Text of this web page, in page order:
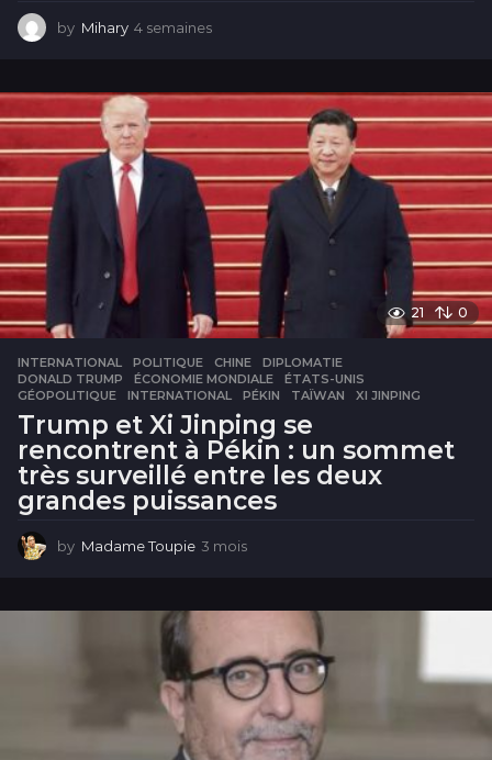
by Mihary 4 semaines
m
i
n
e
21 0
INTERNATIONAL ,POLITIQUE CHINE ,DIPLOMATIE
DONALD TRUMP
,ÉCONOMIE MONDIALE ,ÉTATS-UNIS
GÉOPOLITIQUE
,INTERNATIONAL ,PÉKIN ,TAÏWAN ,XI JINPING
Trump et Xi Jinping se
rencontrent à Pékin : un sommet
très surveillé entre les deux
grandes puissances
by Madame Toupie 3 mois
i